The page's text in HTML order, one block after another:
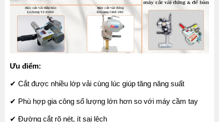
Ưu điểm:
✔ Cắt được nhiều lớp vải cùng lúc giúp tăng năng suất
✔ Phù hợp gia công số lượng lớn hơn so với máy cầm tay
✔ Đường cắt rõ nét, ít sai lệch